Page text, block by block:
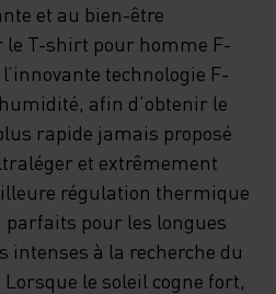
et au bien-être
T-shirt pour homme F-
l’innovante technologie F-
afin d’obtenir le
rapide jamais proposé
et extrêmement
régulation thermique
pour les longues
intenses à la recherche du
le soleil cogne fort,